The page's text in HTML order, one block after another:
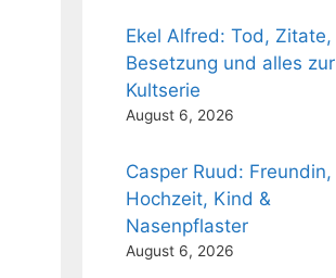
Ekel Alfred: Tod, Zitate,
Besetzung und alles zur
Kultserie
August 6, 2026
Casper Ruud: Freundin,
Hochzeit, Kind &
Nasenpflaster
August 6, 2026